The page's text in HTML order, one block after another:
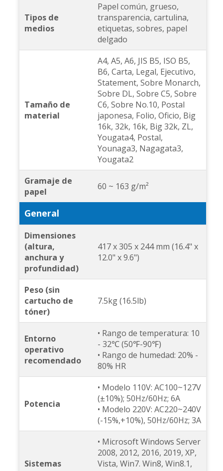
Tipos de
medios
Papel común, grueso,
transparencia, cartulina,
etiquetas, sobres, papel
delgado
Tamaño de
material
A4, A5, A6, JIS B5, ISO B5,
B6, Carta, Legal, Ejecutivo,
Statement, Sobre Monarch,
Sobre DL, Sobre C5, Sobre
C6, Sobre No.10, Postal
japonesa, Folio, Oficio, Big
16k, 32k, 16k, Big 32k, ZL,
Yougata4, Postal,
Younaga3, Nagagata3,
Yougata2
Gramaje de
papel
60 ~ 163 g/m²
General
Dimensiones
(altura,
anchura y
profundidad)
417 x 305 x 244 mm (16.4" x
12.0" x 9.6")
Peso (sin
cartucho de
tóner)
7.5kg (16.5lb)
Entorno
operativo
recomendado
• Rango de temperatura: 10
- 32℃ (50℉-90℉)
• Rango de humedad: 20% -
80% HR
Potencia
• Modelo 110V: AC100~127V
(±10%); 50Hz/60Hz; 6A
• Modelo 220V: AC220~240V
(-15%,+10%), 50Hz/60Hz; 3A
Sistemas
• Microsoft Windows Server
2008, 2012, 2016, 2019, XP,
Vista, Win7. Win8, Win8.1,